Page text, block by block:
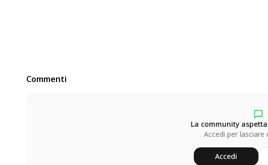
Commenti
La community
Accedi per
Accedi